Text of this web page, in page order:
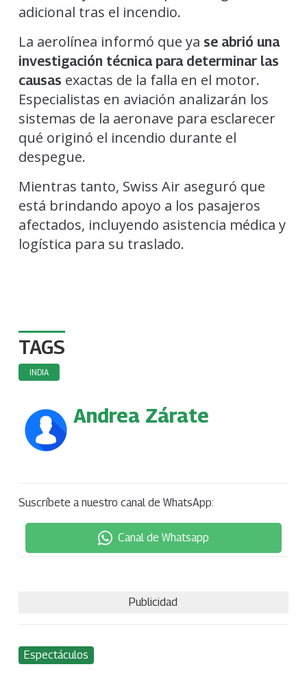
adicional tras el incendio.
La aerolínea informó que ya se abrió una
investigación técnica para determinar las
causas exactas de la falla en el motor.
Especialistas en aviación analizarán los
sistemas de la aeronave para esclarecer
qué originó el incendio durante el
despegue.
Mientras tanto, Swiss Air aseguró que
está brindando apoyo a los pasajeros
afectados, incluyendo asistencia médica y
logística para su traslado.
TAGS
INDIA
Andrea Zárate
Suscríbete a nuestro canal de WhatsApp:
Canal de Whatsapp
Publicidad
Espectáculos